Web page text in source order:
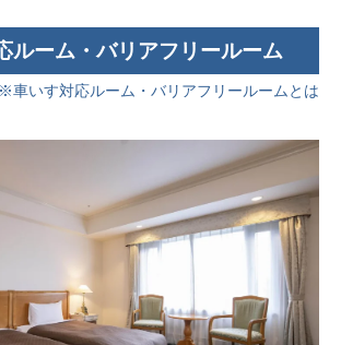
ルーム・バリアフリールーム
※車いす対応ルーム・バリアフリールームとは